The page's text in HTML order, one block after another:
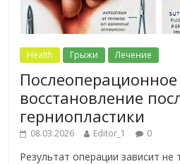
Health Грыжи Лечение
Послеоперационное
восстановление
герниопластики
08.03.2026 Editor_1 0
Результат операции зависит не